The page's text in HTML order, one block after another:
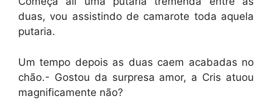
duas, vou assistindo de camarote toda aquela
putaria.
Um tempo depois as duas caem acabadas no
chão.- Gostou da surpresa amor, a Cris atuou
magnificamente não?